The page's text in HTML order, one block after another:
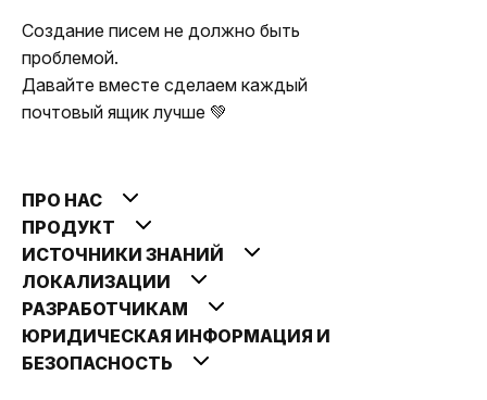
Создание писем не должно быть
проблемой.
Давайте вместе сделаем каждый
почтовый ящик лучше 💚
ПРО НАС
ПРОДУКТ
ИСТОЧНИКИ ЗНАНИЙ
ЛОКАЛИЗАЦИИ
РАЗРАБОТЧИКАМ
ЮРИДИЧЕСКАЯ ИНФОРМАЦИЯ И
БЕЗОПАСНОСТЬ